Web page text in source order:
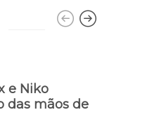
e Niko
das mãos de